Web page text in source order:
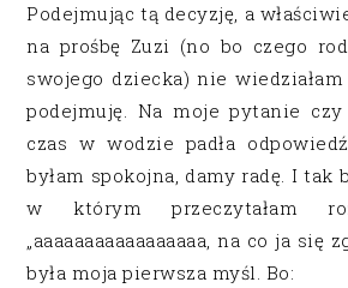
Podejmując tą decyzję, a
na prośbę Zuzi (no bo czego
swojego dziecka) nie
podejmuję. Na moje pytanie czy
czas w wodzie padła
byłam spokojna, damy radę. I tak
w którym przeczytałam
„aaaaaaaaaaaaaaaaa, na co ja się
była moja pierwsza myśl. Bo: